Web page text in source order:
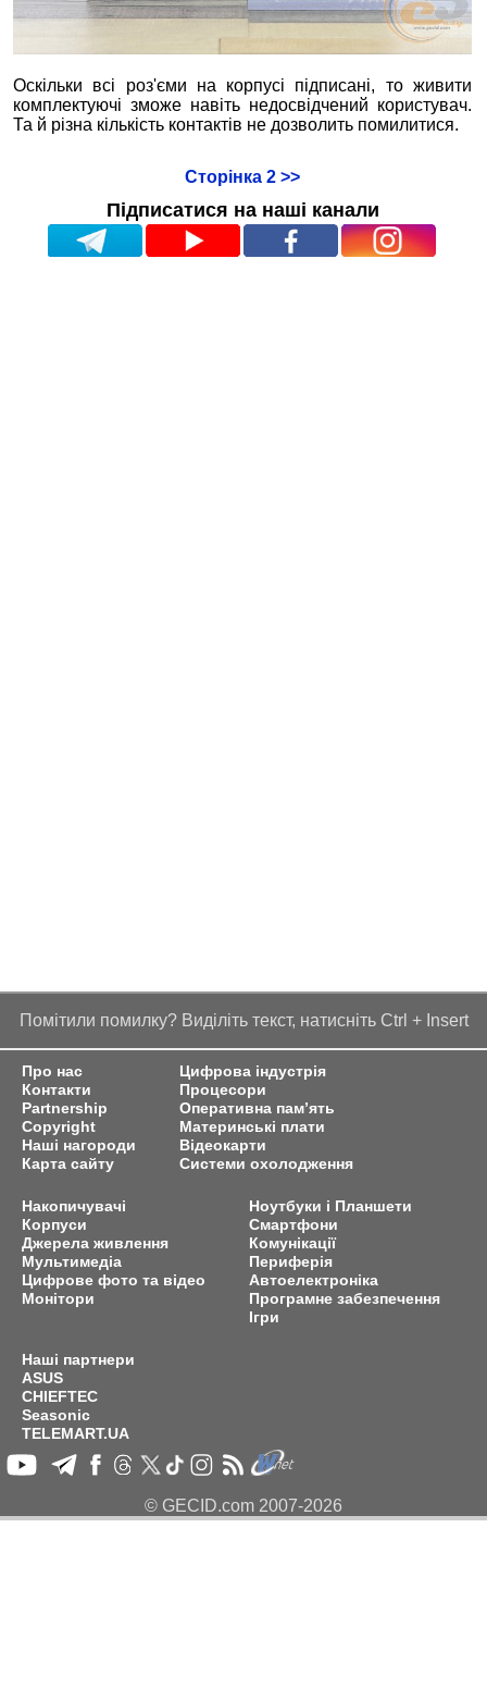
Оскільки всі роз'єми на корпусі підписані, то живити
комплектуючі зможе навіть недосвідчений користувач.
Та й різна кількість контактів не дозволить помилитися.
Сторінка 2 >>
Підписатися на наші канали
Помітили помилку? Виділіть текст, натисніть Ctrl + Insert
Про нас
Контакти
Partnership
Copyright
Наші нагороди
Карта сайту
Цифрова індустрія
Процесори
Оперативна пам’ять
Материнські плати
Відеокарти
Системи охолодження
Накопичувачі
Корпуси
Джерела живлення
Мультимедіа
Цифрове фото та відео
Монітори
Ноутбуки і Планшети
Смартфони
Комунікації
Периферія
Автоелектроніка
Програмне забезпечення
Ігри
Наші партнери
ASUS
CHIEFTEC
Seasonic
TELEMART.UA
© GECID.com 2007-2026